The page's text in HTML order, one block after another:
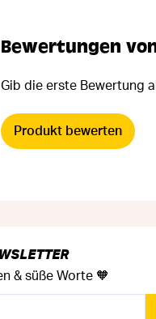
Bewertungen
Gib die erste Bewertung
Produkt bewerten
& süße Worte 🧡